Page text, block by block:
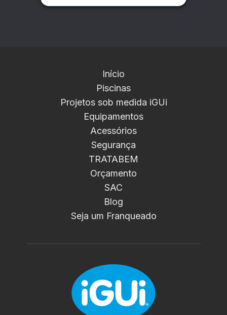
Início
Piscinas
Projetos sob medida iGUi
Equipamentos
Acessórios
Segurança
TRATABEM
Orçamento
SAC
Blog
Seja um Franqueado